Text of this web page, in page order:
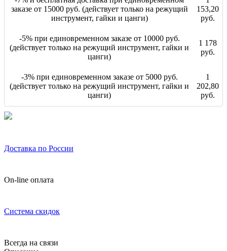
заказе от 15000 руб. (действует только на режущий
инструмент, гайки и цанги)
153,20
руб.
-5% при единовременном заказе от 10000 руб.
(действует только на режущий инструмент, гайки и
цанги)
1 178
руб.
-3% при единовременном заказе от 5000 руб.
(действует только на режущий инструмент, гайки и
цанги)
1
202,80
руб.
Доставка по России
On-line оплата
Система скидок
Всегда на связи